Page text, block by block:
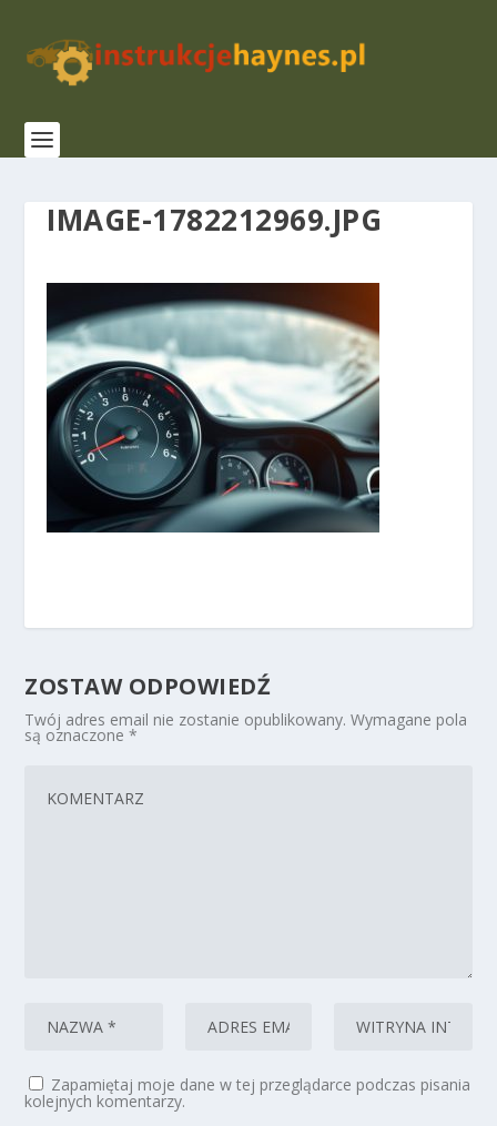
IMAGE-1782212969.JPG
ZOSTAW ODPOWIEDŹ
Twój adres email nie zostanie opublikowany. Wymagane pola
są oznaczone*
Zapamiętaj moje dane w tej przeglądarce podczas pisania
kolejnych komentarzy.